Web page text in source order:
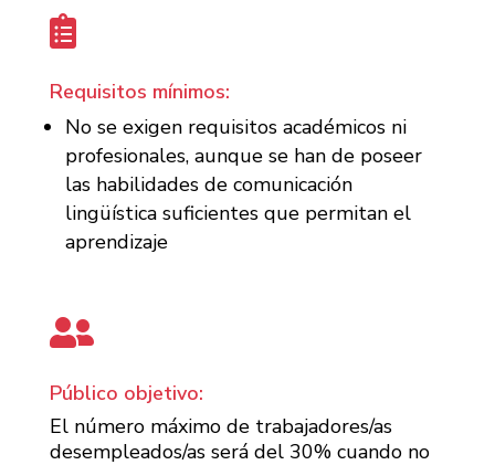

Requisitos mínimos:
No se exigen requisitos académicos ni
profesionales, aunque se han de poseer
las habilidades de comunicación
lingüística suficientes que permitan el
aprendizaje

Público objetivo:
El número máximo de trabajadores/as
desempleados/as será del 30% cuando no